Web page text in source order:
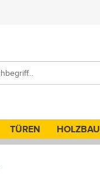
TÜREN HOLZBAU